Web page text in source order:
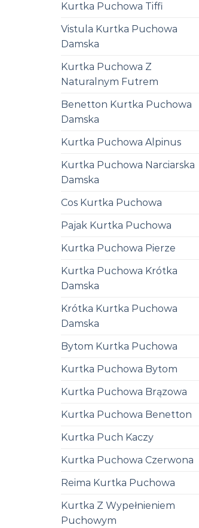
Kurtka Puchowa Tiffi
Vistula Kurtka Puchowa
Damska
Kurtka Puchowa Z
Naturalnym Futrem
Benetton Kurtka Puchowa
Damska
Kurtka Puchowa Alpinus
Kurtka Puchowa Narciarska
Damska
Cos Kurtka Puchowa
Pajak Kurtka Puchowa
Kurtka Puchowa Pierze
Kurtka Puchowa Krótka
Damska
Krótka Kurtka Puchowa
Damska
Bytom Kurtka Puchowa
Kurtka Puchowa Bytom
Kurtka Puchowa Brązowa
Kurtka Puchowa Benetton
Kurtka Puch Kaczy
Kurtka Puchowa Czerwona
Reima Kurtka Puchowa
Kurtka Z Wypełnieniem
Puchowym